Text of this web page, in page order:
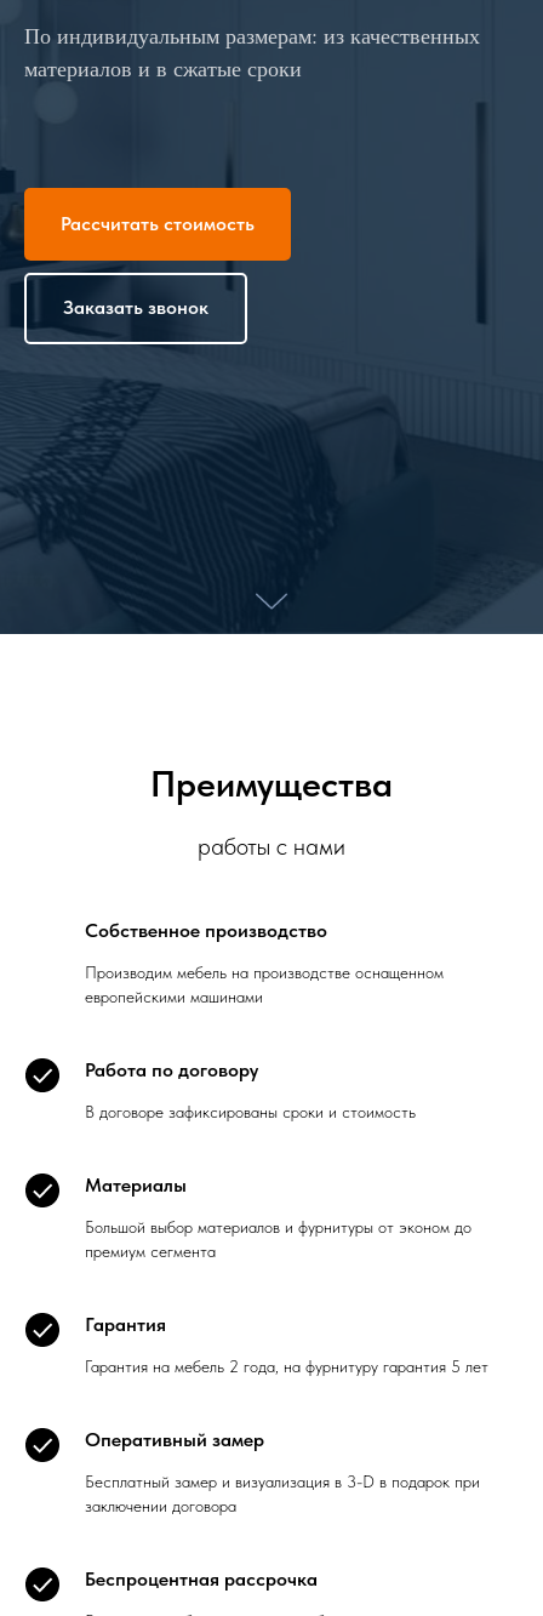
По индивидуальным размерам: из качественных
материалов и в сжатые сроки
Рассчитать стоимость
Заказать звонок
Преимущества
работы с нами
Собственное производство
Производим мебель на производстве оснащенном
европейскими машинами
Работа по договору
В договоре зафиксированы сроки и стоимость
Материалы
Большой выбор материалов и фурнитуры от эконом до
премиум сегмента
Гарантия
Гарантия на мебель 2 года, на фурнитуру гарантия 5 лет
Оперативный замер
Бесплатный замер и визуализация в 3-D в подарок при
заключении договора
Беспроцентная рассрочка